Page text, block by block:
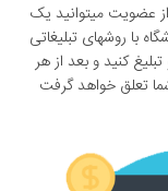
عضویت میتوانید یک
با روشهای تبلیغاتی
کنید و بعد از هر
تعلق خواهد گرفت